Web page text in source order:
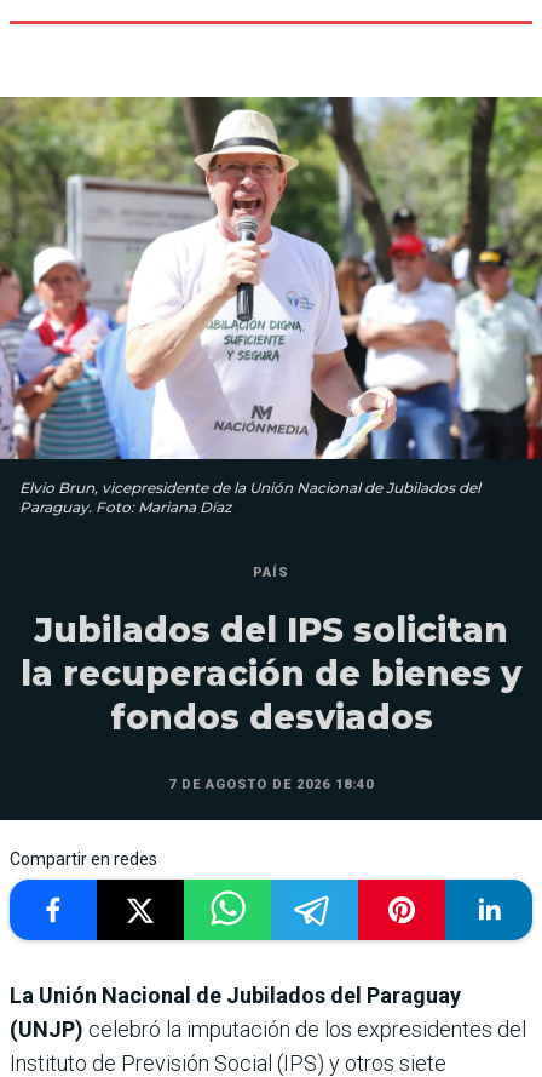
Elvio Brun, vicepresidente de la Unión Nacional de Jubilados del
Paraguay. Foto: Mariana Díaz
PAÍS
Jubilados del IPS solicitan
la recuperación de bienes y
fondos desviados
7 DE AGOSTO DE 2026 18:40
Compartir en redes
La Unión Nacional de Jubilados del Paraguay
(UNJP) celebró la imputación de los expresidentes del
Instituto de Previsión Social (IPS) y otros siete